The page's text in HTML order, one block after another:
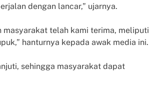
dengan lancar,” ujarnya.
masyarakat telah kami terima, meliputi
hanturnya kepada awak media ini.
sehingga masyarakat dapat